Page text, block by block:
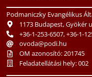
Podmaniczky Evangélikus
1173 Budapest, Gyökér
+36-1-253-6507, +36-1-
ovoda@podi.hu
OM azonosító: 201745
Feladatellátási hely: 002